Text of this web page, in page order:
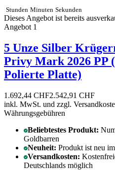
Stunden Minuten Sekunden
Dieses Angebot ist bereits
Angebot 1
5 Unze Silber
Privy Mark 2026 PP
Polierte Platte)
1.692,44 CHF2.542,91 CHF
inkl. MwSt. und zzgl.
Währungsgebühren
Beliebtestes Produkt:
Goldbarren
Neuheit: Produkt ist neu
Versandkosten:
Deutschlands möglich